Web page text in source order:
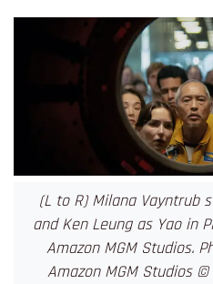
(L to R) Milana Vayntrub
and Ken Leung as Yao in
Amazon MGM Studios.
Amazon MGM Studios